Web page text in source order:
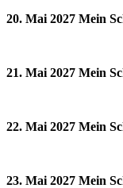
20. Mai 2027 Mein
21. Mai 2027 Mein
22. Mai 2027 Mein
23. Mai 2027 Mein